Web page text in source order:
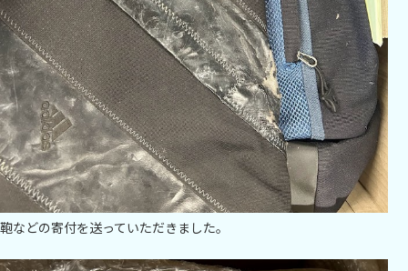
鞄などの寄付を送っていただきました。